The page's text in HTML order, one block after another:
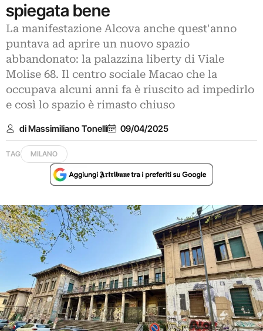
spiegata bene
La manifestazione Alcova anche quest'anno
puntava ad aprire un nuovo spazio
abbandonato: la palazzina liberty di Viale
Molise 68. Il centro sociale Macao che la
occupava alcuni anni fa è riuscito ad impedirlo
e così lo spazio è rimasto chiuso
di Massimiliano Tonelli 09/04/2025
TAG MILANO